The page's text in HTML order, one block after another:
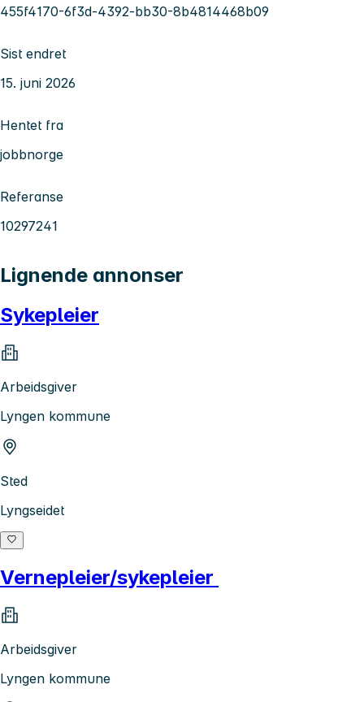
455f4170-6f3d-4392-bb30-8b4814468b09
Sist endret
15. juni 2026
Hentet fra
jobbnorge
Referanse
10297241
Lignende annonser
Sykepleier
Arbeidsgiver
Lyngen kommune
Sted
Lyngseidet
Vernepleier/sykepleier
Arbeidsgiver
Lyngen kommune